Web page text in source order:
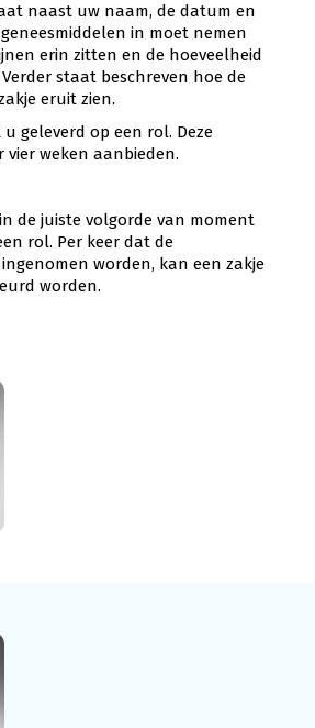
naast uw naam, de datum en
in moet nemen
erin zitten en de hoeveelheid
staat beschreven hoe de
eruit zien.
u geleverd op een rol. Deze
weken aanbieden.
de juiste volgorde van moment
rol. Per keer dat de
worden, kan een zakje
worden.